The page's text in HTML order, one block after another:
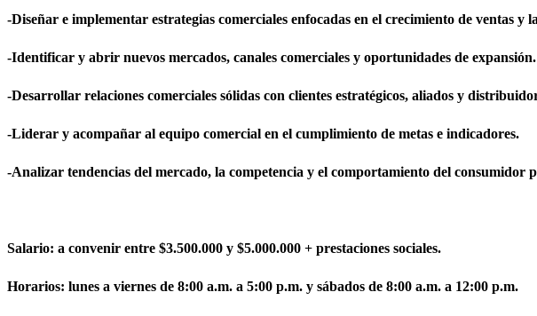
-Diseñar e implementar estrategias comerciales enfocadas en el crecimiento de ventas y
-Identificar y abrir nuevos mercados, canales comerciales y oportunidades de expansión.
-Desarrollar relaciones comerciales sólidas con clientes estratégicos, aliados y
-Liderar y acompañar al equipo comercial en el cumplimiento de metas e indicadores.
-Analizar tendencias del mercado, la competencia y el comportamiento del consumidor
Salario: a convenir entre $3.500.000 y $5.000.000 + prestaciones sociales.
Horarios: lunes a viernes de 8:00 a.m. a 5:00 p.m. y sábados de 8:00 a.m. a 12:00 p.m.